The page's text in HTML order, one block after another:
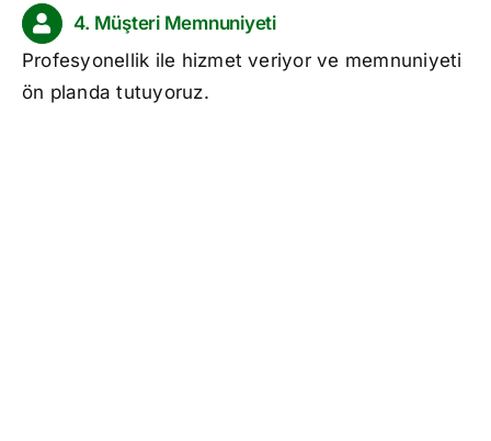
4. Müşteri Memnuniyeti
Profesyonellik ile hizmet veriyor ve memnuniyeti
ön planda tutuyoruz.